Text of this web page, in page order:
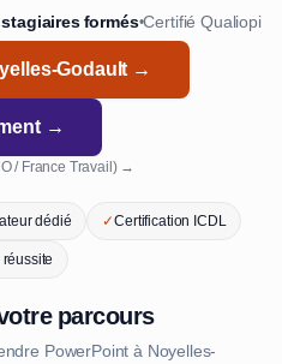
formés•Certifié Qualiopi
Godault →
→
/ France Travail) →
dédié ✓Certification ICDL
parcours
PowerPoint à Noyelles-